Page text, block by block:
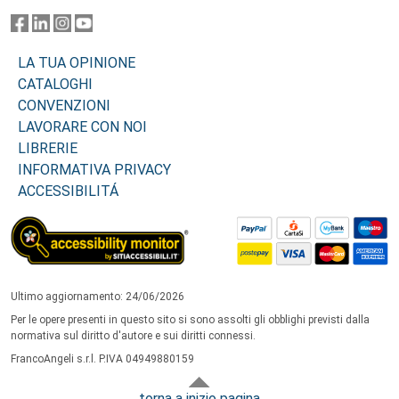
LA TUA OPINIONE
CATALOGHI
CONVENZIONI
LAVORARE CON NOI
LIBRERIE
INFORMATIVA PRIVACY
ACCESSIBILITÁ
Ultimo aggiornamento: 24/06/2026
Per le opere presenti in questo sito si sono assolti gli obblighi previsti dalla
normativa sul diritto d'autore e sui diritti connessi.
FrancoAngeli s.r.l. P.IVA 04949880159